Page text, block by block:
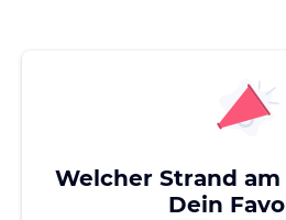
Welcher Strand
Dein